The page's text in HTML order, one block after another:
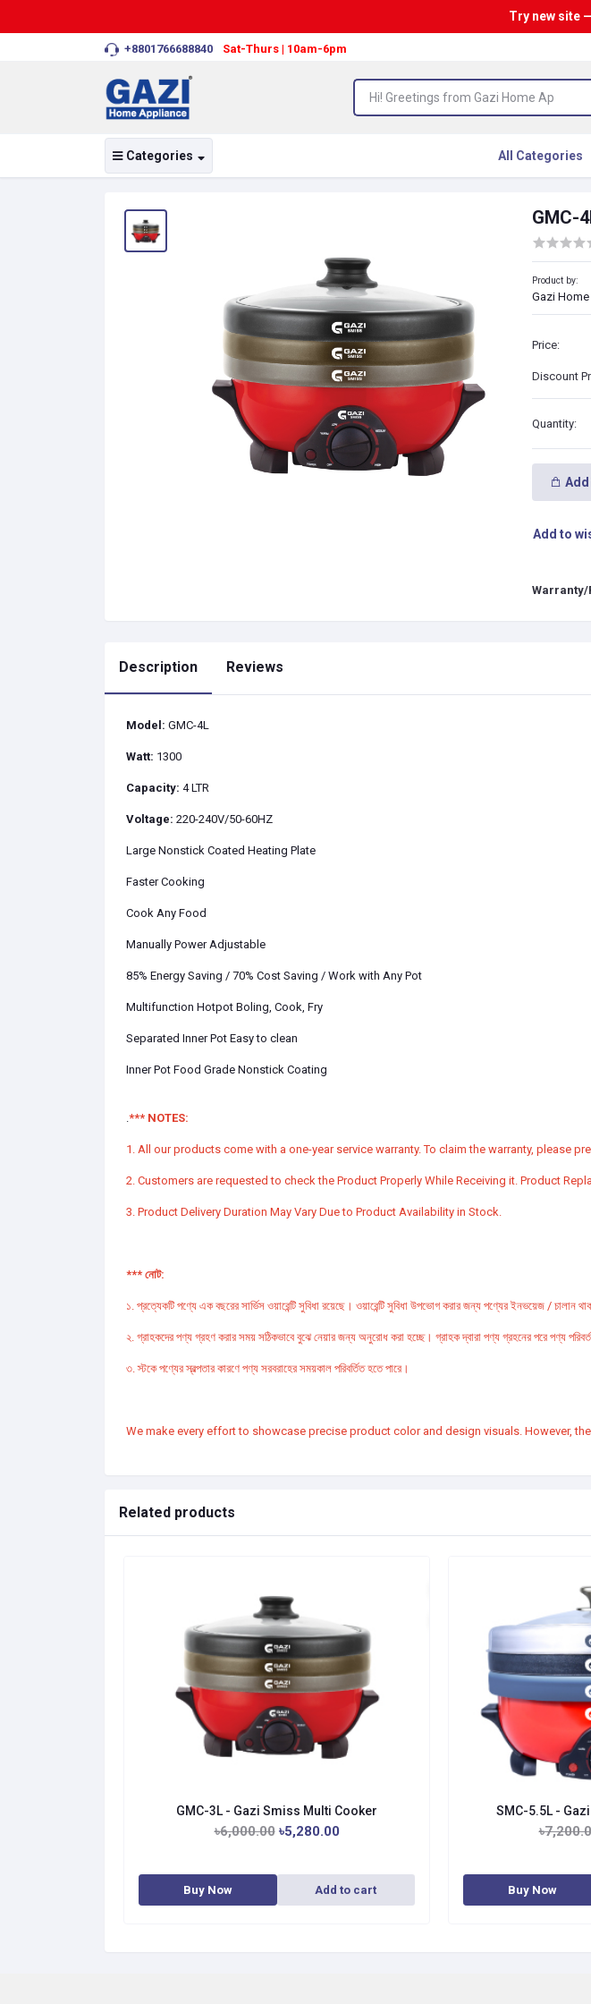
Try new site
+8801766688840 Sat-Thurs | 10am-6pm
Categories All Categories
GMC-
Product by:
Gazi
Price:
Discount
Quantity:
Add to
Warranty/
Description Reviews
Model: GMC-4L
Watt: 1300
Capacity: 4 LTR
Voltage: 220-240V/50-60HZ
Large Nonstick Coated Heating Plate
Faster Cooking
Cook Any Food
Manually Power Adjustable
85% Energy Saving / 70% Cost Saving / Work with Any Pot
Multifunction Hotpot Boling, Cook, Fry
Separated Inner Pot Easy to clean
Inner Pot Food Grade Nonstick Coating
.*** NOTES:
1. All our products come with a one-year service warranty. To claim the warranty, please
2. Customers are requested to check the Product Properly While Receiving it. Product
3. Product Delivery Duration May Vary Due to Product Availability in Stock.
*** নোট:
১. প্রত্যেকটি পণ্যে এক বছরের সার্ভিস ওয়ারেন্টি সুবিধা রয়েছে। ওয়ারেন্টি সুবিধা উপভোগ করার জন্য পণ্যের ইনভয়েজ / চালান
২. গ্রাহকদের পণ্য গ্রহণ করার সময় সঠিকভাবে বুঝে নেয়ার জন্য অনুরোধ করা হচ্ছে। গ্রাহক দ্বারা পণ্য গ্রহনের পরে পণ্য
৩. স্টকে পণ্যের স্বল্পতার কারণে পণ্য সরবরাহের সময়কাল পরিবর্তিত হতে পারে।
We make every effort to showcase precise product color and design visuals. However,
Related products
GMC-3L - Gazi Smiss Multi Cooker
৳6,000.00 ৳5,280.00
Buy Now Add to cart
SMC-5.5L -
Buy Now